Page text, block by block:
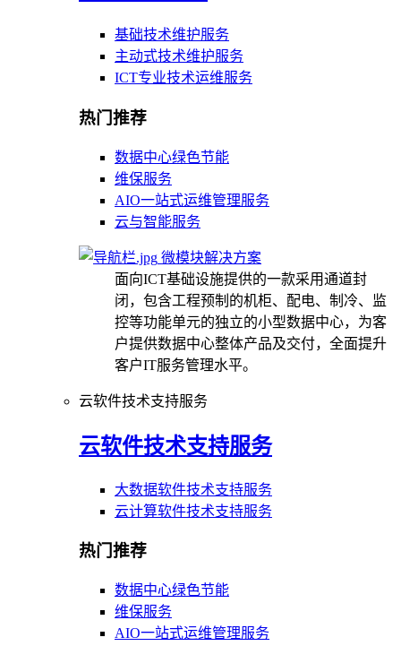
基础技术维护服务
主动式技术维护服务
ICT专业技术运维服务
热门推荐
数据中心绿色节能
维保服务
AIO一站式运维管理服务
云与智能服务
微模块解决方案
面向ICT基础设施提供的一款采用通道封
闭，包含工程预制的机柜、配电、制冷、监
控等功能单元的独立的小型数据中心，为客
户提供数据中心整体产品及交付，全面提升
客户IT服务管理水平。
云软件技术支持服务
云软件技术支持服务
大数据软件技术支持服务
云计算软件技术支持服务
热门推荐
数据中心绿色节能
维保服务
AIO一站式运维管理服务